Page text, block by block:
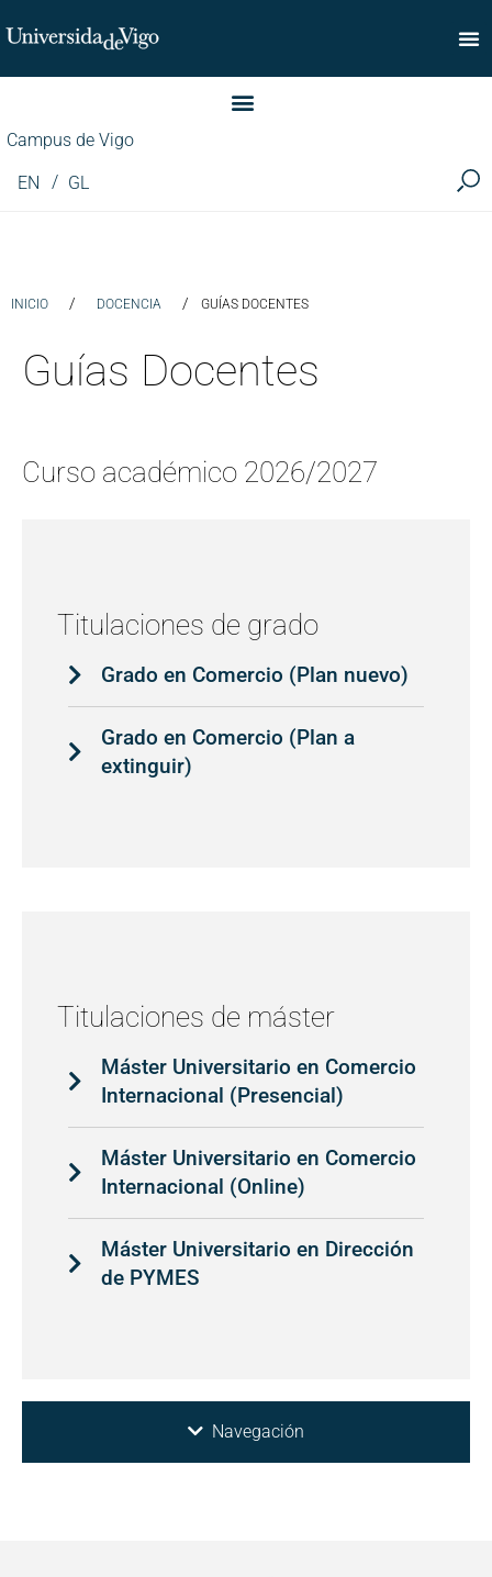
Facultad de Comercio
Campus de Vigo
EN GL
INICIO / DOCENCIA / GUÍAS DOCENTES
Guías Docentes
Curso académico 2026/2027
Titulaciones de grado
Grado en Comercio (Plan nuevo)
Grado en Comercio (Plan a
extinguir)
Titulaciones de máster
Máster Universitario en Comercio
Internacional (Presencial)
Máster Universitario en Comercio
Internacional (Online)
Máster Universitario en Dirección
de PYMES
Navegación